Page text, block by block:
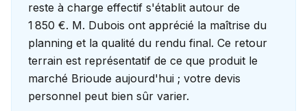
reste à charge effectif s'établit autour de
1 850 €. M. Dubois ont apprécié la maîtrise du
planning et la qualité du rendu final. Ce retour
terrain est représentatif de ce que produit le
marché Brioude aujourd'hui ; votre devis
personnel peut bien sûr varier.